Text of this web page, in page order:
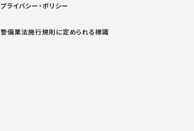
プライバシー・ポリシー
警備業法施行規則に定められる標識